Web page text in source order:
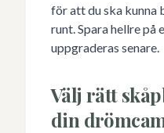
för att du ska kunna
runt. Spara hellre på
uppgraderas senare.
Välj rätt
din